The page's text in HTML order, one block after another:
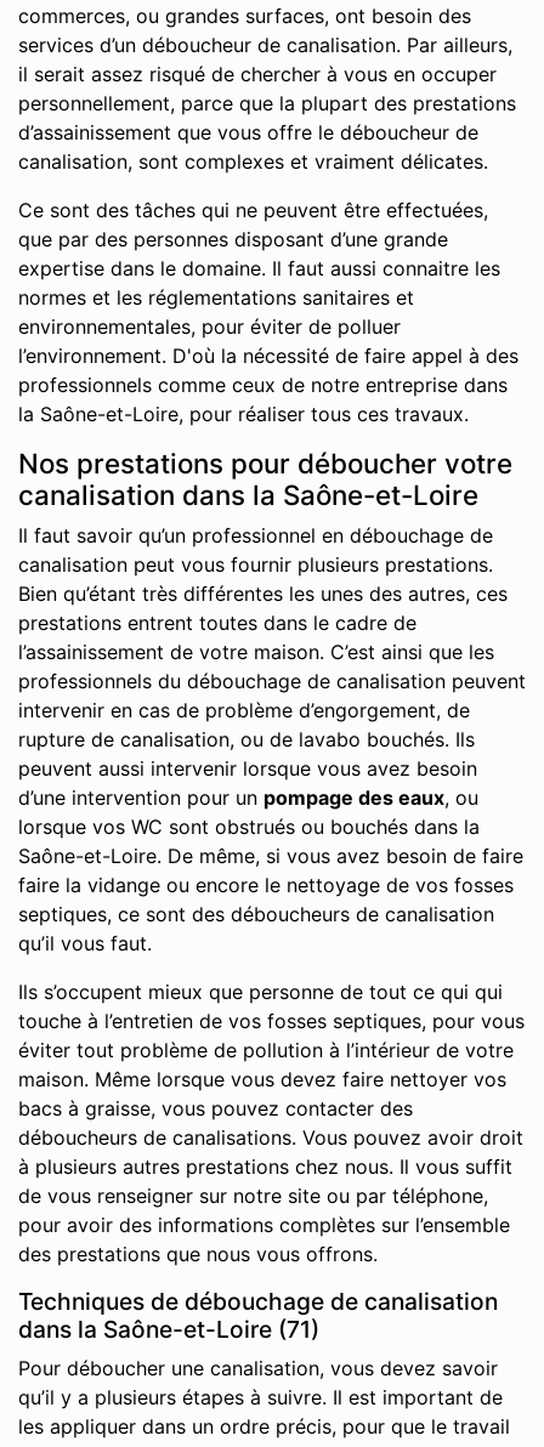
commerces, ou grandes surfaces, ont besoin des
services d’un déboucheur de canalisation. Par ailleurs,
il serait assez risqué de chercher à vous en occuper
personnellement, parce que la plupart des prestations
d’assainissement que vous offre le déboucheur de
canalisation, sont complexes et vraiment délicates.
Ce sont des tâches qui ne peuvent être effectuées,
que par des personnes disposant d’une grande
expertise dans le domaine. Il faut aussi connaitre les
normes et les réglementations sanitaires et
environnementales, pour éviter de polluer
l’environnement. D'où la nécessité de faire appel à des
professionnels comme ceux de notre entreprise dans
la Saône-et-Loire, pour réaliser tous ces travaux.
Nos prestations pour déboucher votre
canalisation dans la Saône-et-Loire
Il faut savoir qu’un professionnel en débouchage de
canalisation peut vous fournir plusieurs prestations.
Bien qu’étant très différentes les unes des autres, ces
prestations entrent toutes dans le cadre de
l’assainissement de votre maison. C’est ainsi que les
professionnels du débouchage de canalisation peuvent
intervenir en cas de problème d’engorgement, de
rupture de canalisation, ou de lavabo bouchés. Ils
peuvent aussi intervenir lorsque vous avez besoin
d’une intervention pour un pompage des eaux, ou
lorsque vos WC sont obstrués ou bouchés dans la
Saône-et-Loire. De même, si vous avez besoin de faire
faire la vidange ou encore le nettoyage de vos fosses
septiques, ce sont des déboucheurs de canalisation
qu’il vous faut.
Ils s’occupent mieux que personne de tout ce qui qui
touche à l’entretien de vos fosses septiques, pour vous
éviter tout problème de pollution à l’intérieur de votre
maison. Même lorsque vous devez faire nettoyer vos
bacs à graisse, vous pouvez contacter des
déboucheurs de canalisations. Vous pouvez avoir droit
à plusieurs autres prestations chez nous. Il vous suffit
de vous renseigner sur notre site ou par téléphone,
pour avoir des informations complètes sur l’ensemble
des prestations que nous vous offrons.
Techniques de débouchage de canalisation
dans la Saône-et-Loire (71)
Pour déboucher une canalisation, vous devez savoir
qu’il y a plusieurs étapes à suivre. Il est important de
les appliquer dans un ordre précis, pour que le travail